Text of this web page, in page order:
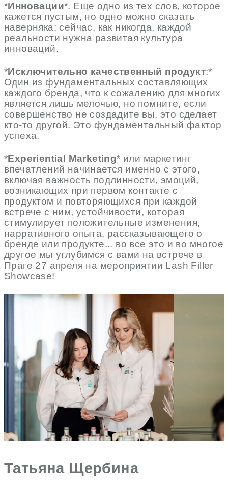
*Инновации*. Еще одно из тех слов, которое
кажется пустым, но одно можно сказать
наверняка: сейчас, как никогда, каждой
реальности нужна развитая культура
инноваций.
*Исключительно качественный продукт:*
Один из фундаментальных составляющих
каждого бренда, что к сожалению для многих
является лишь мелочью, но помните, если
совершенство не создадите вы, это сделает
кто-то другой. Это фундаментальный фактор
успеха.
*Experiential Marketing* или маркетинг
впечатлений начинается именно с этого,
включая важность подлинности, эмоций,
возникающих при первом контакте с
продуктом и повторяющихся при каждой
встрече с ним, устойчивости, которая
стимулирует положительные изменения,
нарративного опыта, рассказывающего о
бренде или продукте... во все это и во многое
другое мы углубимся с вами на встрече в
Праге 27 апреля на мероприятии Lash Filler
Showcase!
Татьяна Щербина